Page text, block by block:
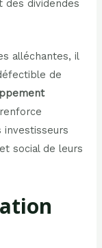
des dividendes
alléchantes, il
de
investisseurs
social de leurs